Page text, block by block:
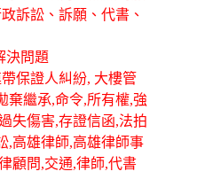
訴訟、訴願、代書、
決問題
保證人糾紛, 大樓管
棄繼承,命令,所有權,強
失傷害,存證信函,法拍
,高雄律師,高雄律師事
顧問,交通,律師,代書